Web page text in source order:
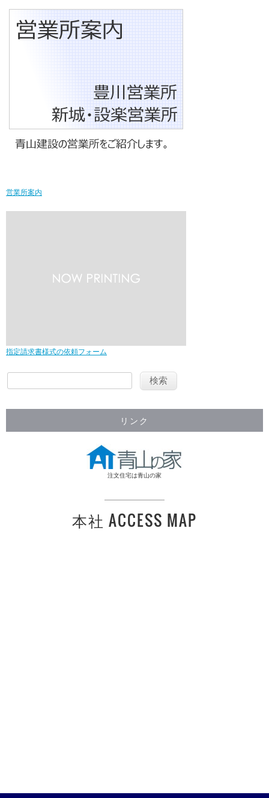
営業所案内
指定請求書様式の依頼フォーム
リンク
注文住宅は青山の家
本社 ACCESS MAP